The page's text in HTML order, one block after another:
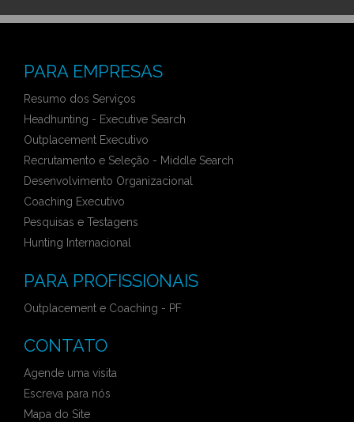
PARA EMPRESAS
Resumo dos Serviços
Headhunting - Executive Search
Outplacement Executivo
Recrutamento e Seleção - Middle Search
Desenvolvimento Organizacional
Coaching Executivo
Pesquisas e Testagens
Hunting Internacional
PARA PROFISSIONAIS
Outplacement e Coaching - PF
CONTATO
Agende uma visita
Escreva para nós
Mapa do Site